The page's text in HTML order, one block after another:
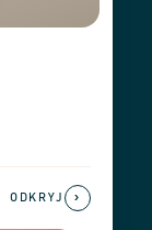
ODKRYJ ›